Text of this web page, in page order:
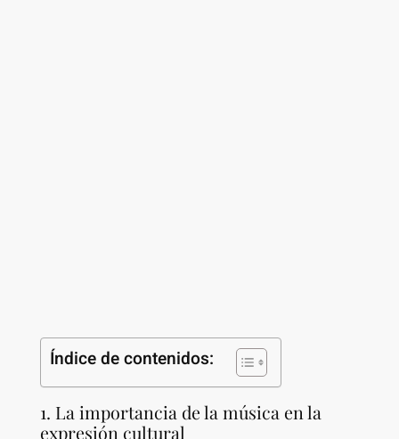
Índice de contenidos:
1. La importancia de la música en la
expresión cultural